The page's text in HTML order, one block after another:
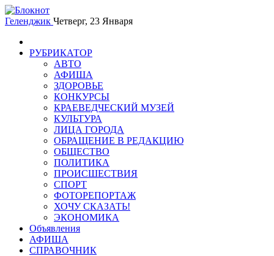
Геленджик Четверг, 23 Января
РУБРИКАТОР
АВТО
АФИША
ЗДОРОВЬЕ
КОНКУРСЫ
КРАЕВЕДЧЕСКИЙ МУЗЕЙ
КУЛЬТУРА
ЛИЦА ГОРОДА
ОБРАЩЕНИЕ В РЕДАКЦИЮ
ОБЩЕСТВО
ПОЛИТИКА
ПРОИСШЕСТВИЯ
СПОРТ
ФОТОРЕПОРТАЖ
ХОЧУ СКАЗАТЬ!
ЭКОНОМИКА
Объявления
АФИША
СПРАВОЧНИК